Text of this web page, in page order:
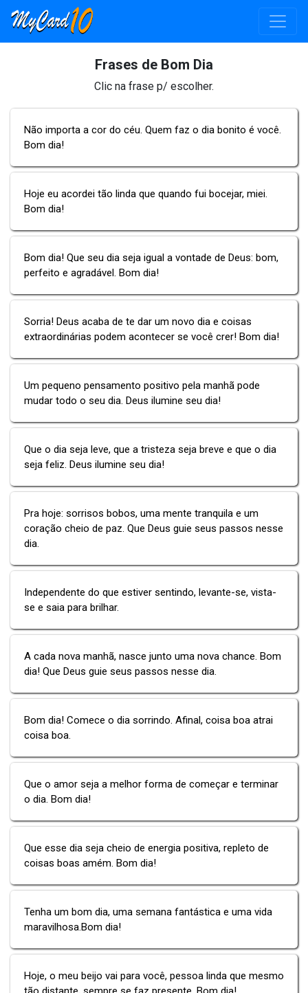
Frases de Bom Dia
Clic na frase p/ escolher.
Não importa a cor do céu. Quem faz o dia bonito é você.
Bom dia!
Hoje eu acordei tão linda que quando fui bocejar, miei.
Bom dia!
Bom dia! Que seu dia seja igual a vontade de Deus: bom,
perfeito e agradável. Bom dia!
Sorria! Deus acaba de te dar um novo dia e coisas
extraordinárias podem acontecer se você crer! Bom dia!
Um pequeno pensamento positivo pela manhã pode
mudar todo o seu dia. Deus ilumine seu dia!
Que o dia seja leve, que a tristeza seja breve e que o dia
seja feliz. Deus ilumine seu dia!
Pra hoje: sorrisos bobos, uma mente tranquila e um
coração cheio de paz. Que Deus guie seus passos nesse
dia.
Independente do que estiver sentindo, levante-se, vista-
se e saia para brilhar.
A cada nova manhã, nasce junto uma nova chance. Bom
dia! Que Deus guie seus passos nesse dia.
Bom dia! Comece o dia sorrindo. Afinal, coisa boa atrai
coisa boa.
Que o amor seja a melhor forma de começar e terminar
o dia. Bom dia!
Que esse dia seja cheio de energia positiva, repleto de
coisas boas amém. Bom dia!
Tenha um bom dia, uma semana fantástica e uma vida
maravilhosa.Bom dia!
Hoje, o meu beijo vai para você, pessoa linda que mesmo